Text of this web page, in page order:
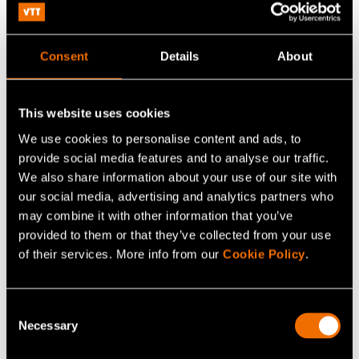
Consent Details About
This website uses cookies
We use cookies to personalise content and ads, to
provide social media features and to analyse our traffic.
We also share information about your use of our site with
our social media, advertising and analytics partners who
may combine it with other information that you’ve
provided to them or that they’ve collected from your use
of their services. More info from our Cookie Policy.
Selection
Necessary
Share
Jarno Salonen
Senior Scientist